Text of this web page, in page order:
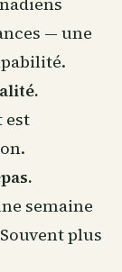
— une
est
semaine
plus